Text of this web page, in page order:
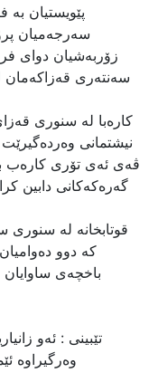
پێویستیان بە
سەرجەمیان
زۆربەشیان دوای
سەنتەری قەزاكەمان
ڤەی ئەی تۆری كارەب
گەرەكەكانی دابین
كە دوو
باخچەی
تێبینی : ئه‌و
وه‌رگیراوه‌